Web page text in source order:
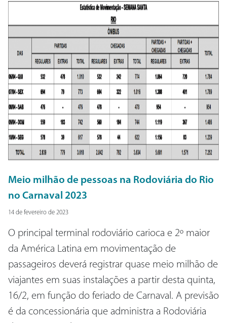
Meio milhão de pessoas na Rodoviária do Rio
no Carnaval 2023
14 de fevereiro de 2023
O principal terminal rodoviário carioca e 2º maior
da América Latina em movimentação de
passageiros deverá registrar quase meio milhão de
viajantes em suas instalações a partir desta quinta,
16/2, em função do feriado de Carnaval. A previsão
é da concessionária que administra a Rodoviária